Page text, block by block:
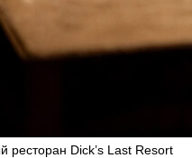
Dick’s Last Resort